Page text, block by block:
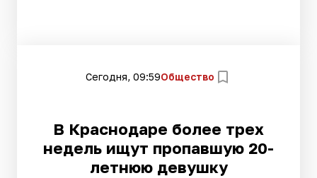
Сегодня, 09:59Общество
В Краснодаре более трех
недель ищут пропавшую 20-
летнюю девушку